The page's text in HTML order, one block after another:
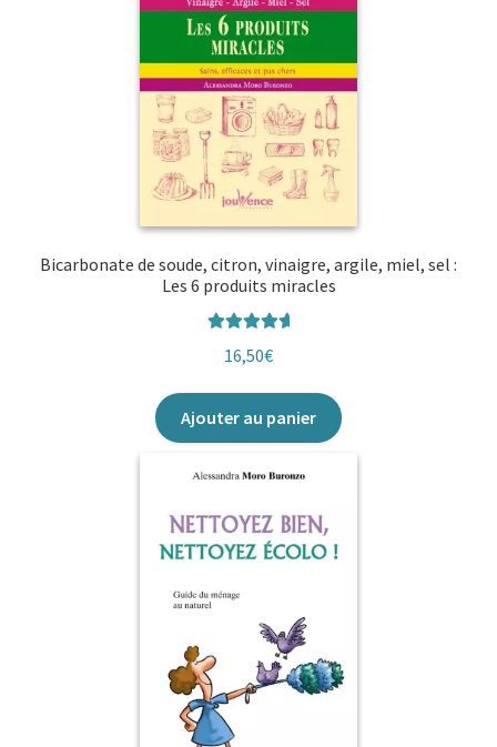
Bicarbonate de soude, citron, vinaigre, argile, miel, sel :
Les 6 produits miracles
sur 5
16,50€
Ajouter au panier